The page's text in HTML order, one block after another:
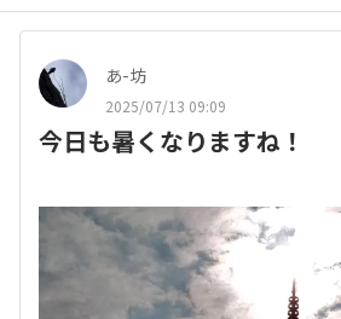
あ-坊
2025/07/13 09:09
今日も暑くなりますね！